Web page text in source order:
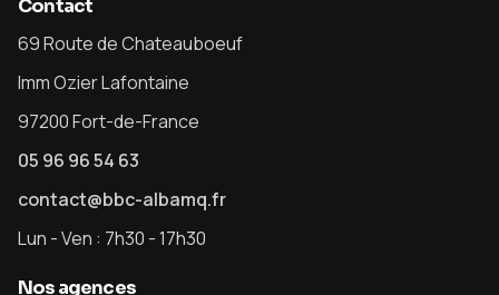
Contact
69 Route de Chateauboeuf
Imm Ozier Lafontaine
97200 Fort-de-France
05 96 96 54 63
contact@bbc-albamq.fr
Lun - Ven : 7h30 - 17h30
Nos agences